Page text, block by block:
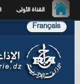
القناة الأولى
Français